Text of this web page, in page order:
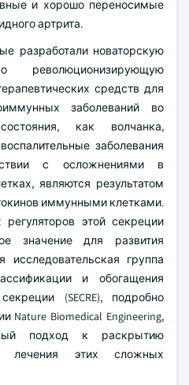
и хорошо переносимые
артрита.
разработали новаторскую
революционизирующую
средств для
заболеваний во
как волчанка,
заболевания
с осложнениями в
являются результатом
иммунными клетками.
регуляторов этой секреции
значение для развития
группа
и обогащения
(SECRE), подробно
Nature Biomedical Engineering,
подход к раскрытию
лечения этих сложных